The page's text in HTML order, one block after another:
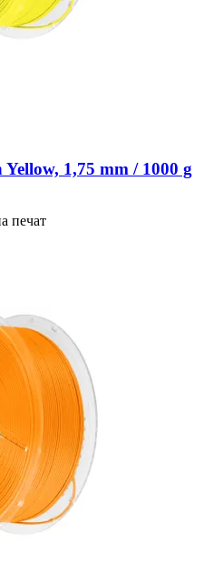
1,75 mm / 1000 g
печат